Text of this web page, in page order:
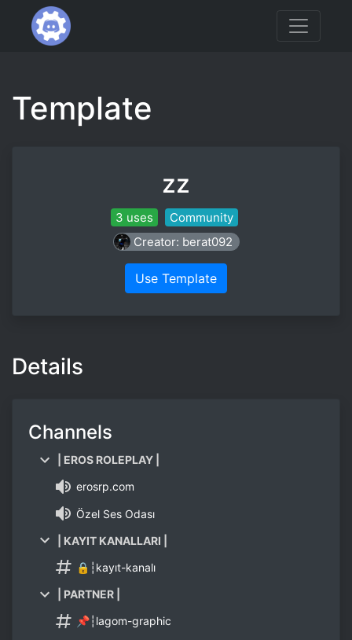
Template
zz
3 uses
Community
Creator: berat092
Use Template
Details
Channels
| EROS ROLEPLAY |
erosrp.com
Özel Ses Odası
| KAYIT KANALLARI |
🔒┆kayıt-kanalı
| PARTNER |
📌┆lagom-graphic